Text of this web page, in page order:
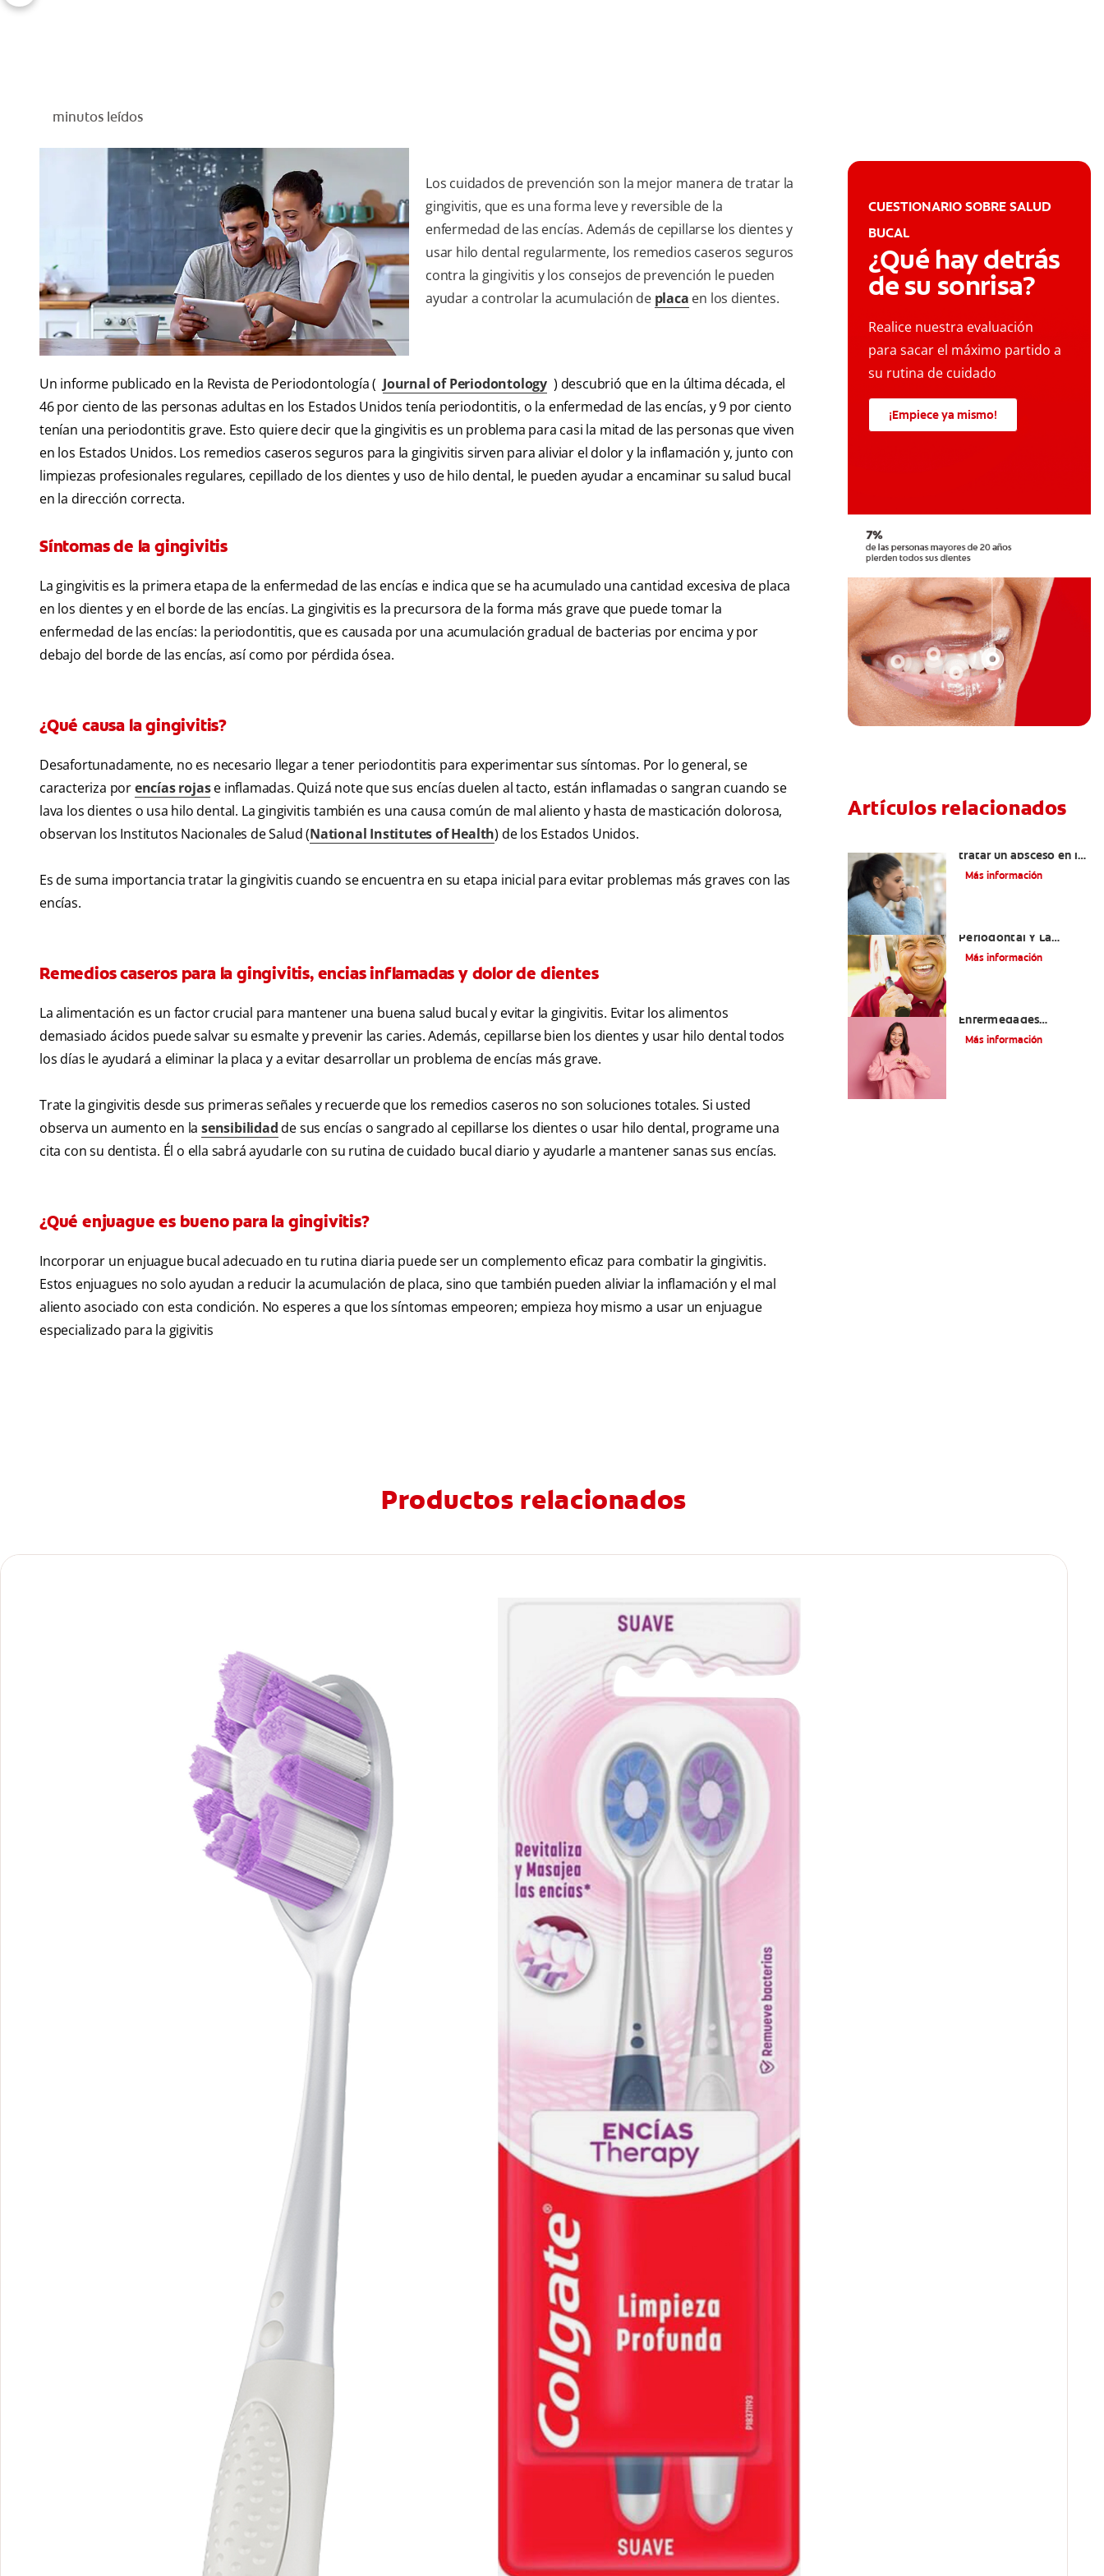
minutos leídos
Los cuidados de prevención son la mejor manera de tratar la
gingivitis, que es una forma leve y reversible de la
enfermedad de las encías. Además de cepillarse los dientes y
usar hilo dental regularmente, los remedios caseros seguros
contra la gingivitis y los consejos de prevención le pueden
ayudar a controlar la acumulación de placa en los dientes.
Un informe publicado en la Revista de Periodontología ( Journal of Periodontology ) descubrió que en la última década, el
46 por ciento de las personas adultas en los Estados Unidos tenía periodontitis, o la enfermedad de las encías, y 9 por ciento
tenían una periodontitis grave. Esto quiere decir que la gingivitis es un problema para casi la mitad de las personas que viven
en los Estados Unidos. Los remedios caseros seguros para la gingivitis sirven para aliviar el dolor y la inflamación y, junto con
limpiezas profesionales regulares, cepillado de los dientes y uso de hilo dental, le pueden ayudar a encaminar su salud bucal
en la dirección correcta.
Síntomas de la gingivitis
La gingivitis es la primera etapa de la enfermedad de las encías e indica que se ha acumulado una cantidad excesiva de placa
en los dientes y en el borde de las encías. La gingivitis es la precursora de la forma más grave que puede tomar la
enfermedad de las encías: la periodontitis, que es causada por una acumulación gradual de bacterias por encima y por
debajo del borde de las encías, así como por pérdida ósea.
¿Qué causa la gingivitis?
Desafortunadamente, no es necesario llegar a tener periodontitis para experimentar sus síntomas. Por lo general, se
caracteriza porencías rojase inflamadas. Quizá note que sus encías duelen al tacto, están inflamadas o sangran cuando se
lava los dientes o usa hilo dental. La gingivitis también es una causa común de mal aliento y hasta de masticación dolorosa,
observan los Institutos Nacionales de Salud (National Institutes of Health) de los Estados Unidos.
Es de suma importancia tratar la gingivitis cuando se encuentra en su etapa inicial para evitar problemas más graves con las
encías.
Remedios caseros para la gingivitis, encias inflamadas y dolor de dientes
La alimentación es un factor crucial para mantener una buena salud bucal y evitar la gingivitis. Evitar los alimentos
demasiado ácidos puede salvar su esmalte y prevenir las caries. Además, cepillarse bien los dientes y usar hilo dental todos
los días le ayudará a eliminar la placa y a evitar desarrollar un problema de encías más grave.
Trate la gingivitis desde sus primeras señales y recuerde que los remedios caseros no son soluciones totales. Si usted
observa un aumento en lasensibilidadde sus encías o sangrado al cepillarse los dientes o usar hilo dental, programe una
cita con su dentista. Él o ella sabrá ayudarle con su rutina de cuidado bucal diario y ayudarle a mantener sanas sus encías.
¿Qué enjuague es bueno para la gingivitis?
Incorporar un enjuague bucal adecuado en tu rutina diaria puede ser un complemento eficaz para combatir la gingivitis.
Estos enjuagues no solo ayudan a reducir la acumulación de placa, sino que también pueden aliviar la inflamación y el mal
aliento asociado con esta condición. No esperes a que los síntomas empeoren; empieza hoy mismo a usar un enjuague
especializado para la gigivitis
CUESTIONARIO SOBRE SALUD
BUCAL
¿Qué hay detrás
de su sonrisa?
Realice nuestra evaluación
para sacar el máximo partido a
su rutina de cuidado
¡Empiece ya mismo!
Artículos relacionados
tratar un absceso en las
encías?
Más información
Periodontal Y La
Enfermedad
Más información
Enfermedades
Cardíacas Están
Más información
Productos relacionados